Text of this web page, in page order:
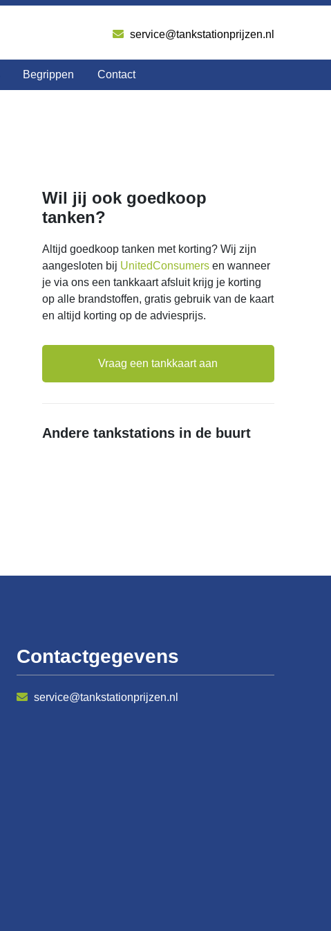
service@tankstationprijzen.nl
Begrippen Contact
Wil jij ook goedkoop
tanken?
Altijd goedkoop tanken met korting? Wij zijn
aangesloten bij UnitedConsumersen wanneer
je via ons een tankkaart afsluit krijg je korting
op alle brandstoffen, gratis gebruik van de kaart
en altijd korting op de adviesprijs.
Vraag een tankkaart aan
Andere tankstations in de buurt
Contactgegevens
service@tankstationprijzen.nl